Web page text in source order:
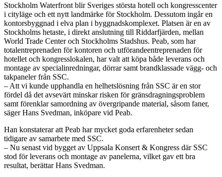
Stockholm Waterfront blir Sveriges största hotell och kongresscenter
i cityläge och ett nytt landmärke för Stockholm. Dessutom ingår en
kontorsbyggnad i elva plan i byggnadskomplexet. Platsen är en av
Stockholms hetaste, i direkt anslutning till Riddarfjärden, mellan
World Trade Center och Stockholms Stadshus. Peab, som har
totalentreprenaden för kontoren och utförandeentreprenaden för
hotellet och kongresslokalen, har valt att köpa både leverans och
montage av specialinredningar, dörrar samt brandklassade vägg- och
takpaneler från SSC.
– Att vi kunde upphandla en helhetslösning från SSC är en stor
fördel då det avsevärt minskar risken för gränsdragningsproblem
samt förenklar samordning av övergripande material, såsom faner,
säger Hans Svedman, inköpare vid Peab.
Han konstaterar att Peab har mycket goda erfarenheter sedan
tidigare av samarbete med SSC.
– Nu senast vid bygget av Uppsala Konsert & Kongress där SSC
stod för leverans och montage av panelerna, vilket gav ett bra
resultat, berättar Hans Svedman.